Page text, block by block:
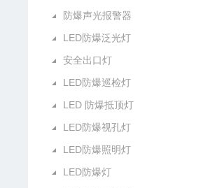
防爆声光报警器
LED防爆泛光灯
安全出口灯
LED防爆巡检灯
LED 防爆抵顶灯
LED防爆视孔灯
LED防爆照明灯
LED防爆灯